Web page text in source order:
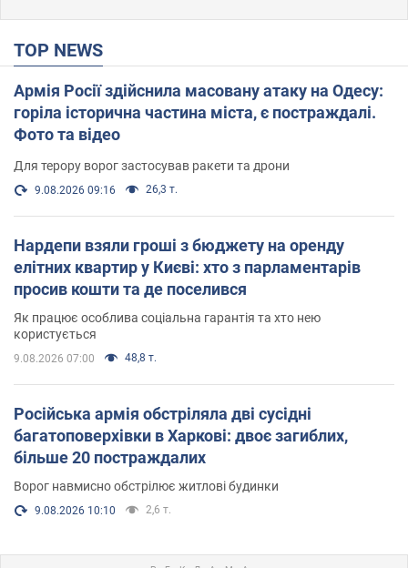
TOP NEWS
Армія Росії здійснила масовану атаку на Одесу:
горіла історична частина міста, є постраждалі.
Фото та відео
Для терору ворог застосував ракети та дрони
9.08.2026 09:16 26,3 т.
Нардепи взяли гроші з бюджету на оренду
елітних квартир у Києві: хто з парламентарів
просив кошти та де поселився
Як працює особлива соціальна гарантія та хто нею
користується
9.08.2026 07:00 48,8 т.
Російська армія обстріляла дві сусідні
багатоповерхівки в Харкові: двоє загиблих,
більше 20 постраждалих
Ворог навмисно обстрілює житлові будинки
9.08.2026 10:10 2,6 т.